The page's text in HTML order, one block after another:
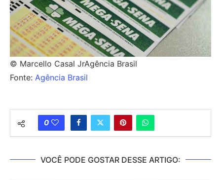
© Marcello Casal JrAgência Brasil
Fonte: Agência Brasil
0
VOCÊ PODE GOSTAR DESSE ARTIGO: